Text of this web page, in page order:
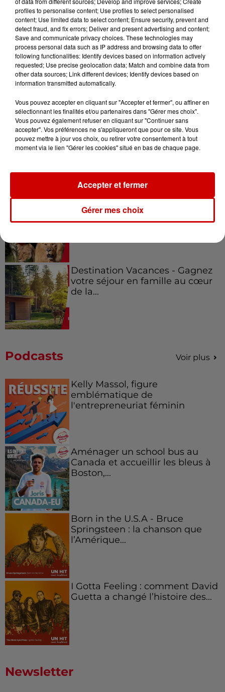
Jeux Voir plus
Gagnez vos places pour
l'événement Ride the Show à
Gagnez vos places pour le
festival Marché Gourmand 2026
pour l'un des zoos de nos
régions !
Destination Vacances - Gagnez
votre séjour en famille au cœur
de la...
Podcasts Voir plus
Kelly Massol, figure
emblématique de
l'entrepreneuriat féminin
Aménager un school bus au
Canada et accueillir les bleus à
Boston,...
Born in the U.S.A - Bruce
Springsteen : la chanson que
l’Amérique...
I Gotta Feeling : comment David
Guetta a changé l’histoire des...
Newsletter
profiles to personalise content; Use profiles to select personalised
content; Use limited data to select content; Ensure security, prevent and
detect fraud, and fix errors; Deliver and present advertising and content;
Save and communicate privacy choices. These technologies may
process personal data such as IP address and browsing data to offer
following functionalities: Identify devices based on information actively
requested; Use precise geolocation data; Match and combine data from
other data sources; Link different devices; Identify devices based on
information transmitted automatically.
Vous pouvez accepter en cliquant sur "Accepter et fermer", ou affiner en
sélectionnant les finalités et/ou partenaires dans "Gérer mes choix".
Vous pouvez également refuser en cliquant sur "Continuer sans
accepter". Vos préférences ne s'appliqueront que pour ce site. Vous
pouvez mettre à jour vos choix, ou retirer votre consentement à tout
moment via le lien "Gérer les cookies" situé en bas de chaque page.
Gérer mes choix
Accepter et fermer